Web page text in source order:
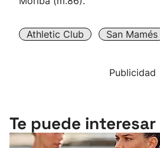
Athletic Club San Mamés
Publicidad
Te puede interesar